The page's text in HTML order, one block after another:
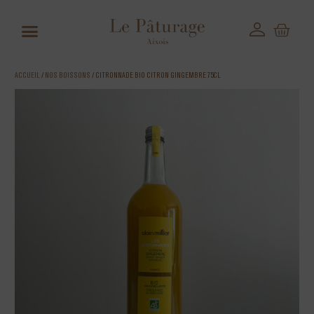
ACCUEIL / NOS BOISSONS / CITRONNADE BIO CITRON GINGEMBRE 75CL